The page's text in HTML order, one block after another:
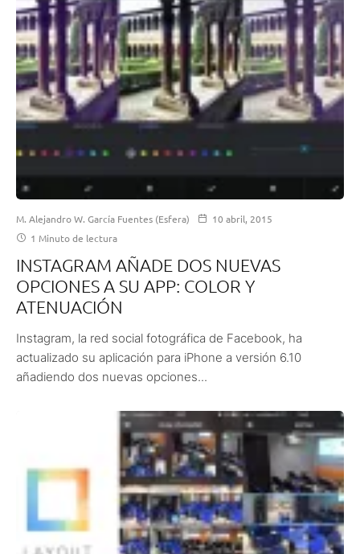
M. Alejandro W. García Fuentes (Esfera)
10 abril, 2015
1 Minuto de lectura
INSTAGRAM AÑADE DOS NUEVAS
OPCIONES A SU APP: COLOR Y
ATENUACIÓN
Instagram, la red social fotográfica de Facebook, ha
actualizado su aplicación para iPhone a versión 6.10
añadiendo dos nuevas opciones...